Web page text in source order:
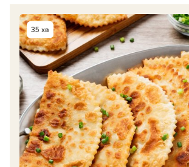
Час приготування
35 хв